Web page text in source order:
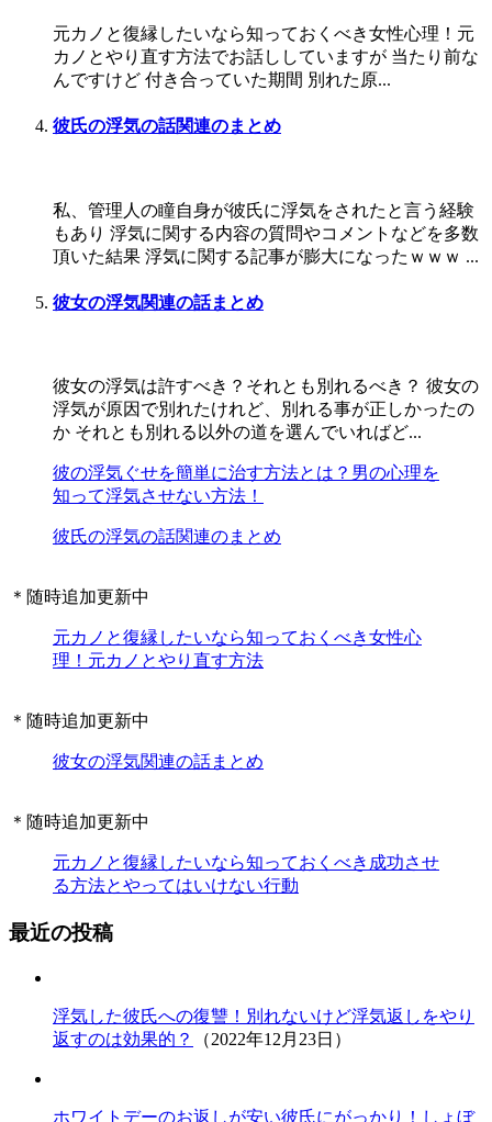
元カノと復縁したいなら知っておくべき女性心理！元
カノとやり直す方法でお話ししていますが 当たり前な
んですけど 付き合っていた期間 別れた原...
彼氏の浮気の話関連のまとめ
私、管理人の瞳自身が彼氏に浮気をされたと言う経験
もあり 浮気に関する内容の質問やコメントなどを多数
頂いた結果 浮気に関する記事が膨大になったｗｗｗ ...
彼女の浮気関連の話まとめ
彼女の浮気は許すべき？それとも別れるべき？ 彼女の
浮気が原因で別れたけれど、別れる事が正しかったの
か それとも別れる以外の道を選んでいればど...
彼の浮気ぐせを簡単に治す方法とは？男の心理を
知って浮気させない方法！
彼氏の浮気の話関連のまとめ
＊随時追加更新中
元カノと復縁したいなら知っておくべき女性心
理！元カノとやり直す方法
＊随時追加更新中
彼女の浮気関連の話まとめ
＊随時追加更新中
元カノと復縁したいなら知っておくべき成功させ
る方法とやってはいけない行動
最近の投稿
浮気した彼氏への復讐！別れないけど浮気返しをやり
返すのは効果的？
（2022年12月23日）
ホワイトデーのお返しが安い彼氏にがっかり！しょぼ